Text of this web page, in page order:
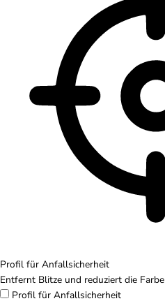
Profil für Anfallsicherheit
Entfernt Blitze und reduziert die Farbe
Profil für Anfallsicherheit